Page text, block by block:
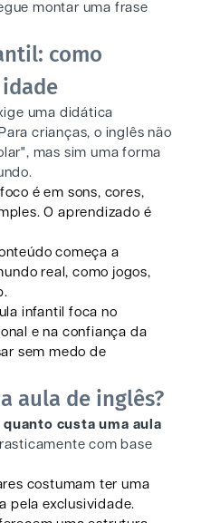
montar uma frase
como
uma didática
crianças, o inglês não
mas sim uma forma
é em sons, cores,
O aprendizado é
começa a
real, como jogos,
infantil foca no
e na confiança da
sem medo de
aula de inglês?
quanto custa uma aula
com base
costumam ter uma
pela exclusividade.